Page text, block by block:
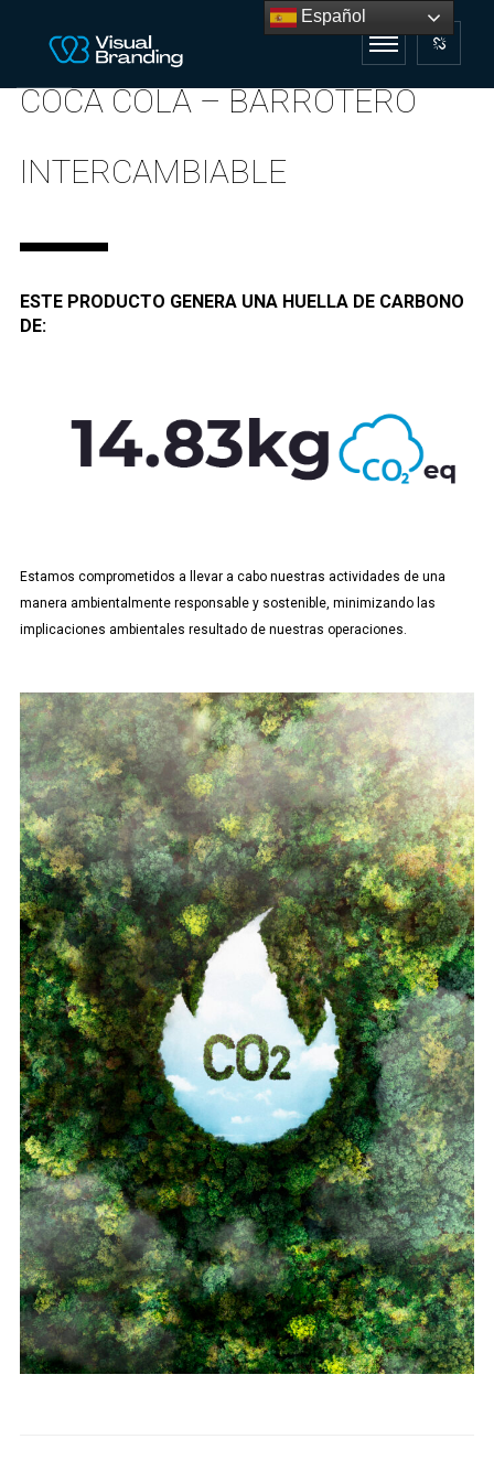
COCA COLA – BARROTERO
INTERCAMBIABLE
ESTE PRODUCTO GENERA UNA HUELLA DE CARBONO
DE:
Estamos comprometidos a llevar a cabo nuestras actividades de una
manera ambientalmente responsable y sostenible, minimizando las
implicaciones ambientales resultado de nuestras operaciones.
Español